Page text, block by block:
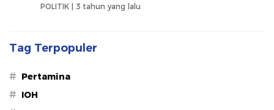
POLITIK | 3 tahun yang lalu
Tag Terpopuler
# Pertamina
# IOH